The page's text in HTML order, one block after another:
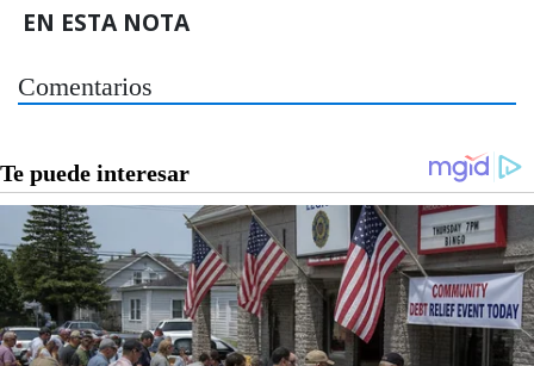
EN ESTA NOTA
Comentarios